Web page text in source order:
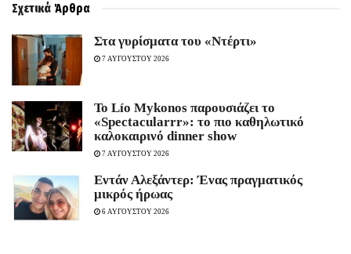
Σχετικά Άρθρα
Στα γυρίσματα του «Ντέρτι»
7 ΑΥΓΟΥΣΤΟΥ 2026
Το Lío Mykonos παρουσιάζει το
«Spectacularrr»: το πιο καθηλωτικό
καλοκαιρινό dinner show
7 ΑΥΓΟΥΣΤΟΥ 2026
Εντάν Αλεξάντερ: Ένας πραγματικός
μικρός ήρωας
6 ΑΥΓΟΥΣΤΟΥ 2026